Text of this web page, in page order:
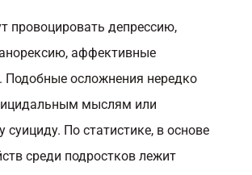
провоцировать депрессию,
аффективные
Подобные осложнения нередко
мыслям или
По статистике, в основе
среди подростков лежит